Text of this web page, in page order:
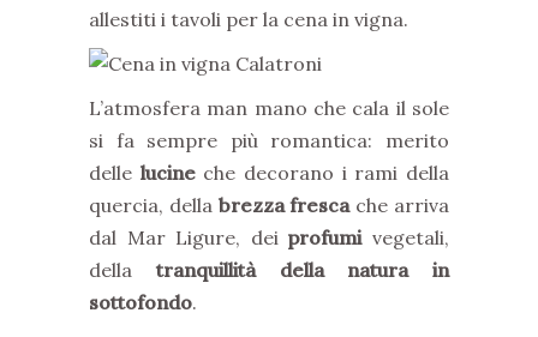
allestiti i tavoli per la cena in vigna.
L’atmosfera man mano che cala il sole
si fa sempre più romantica: merito
delle lucineche decorano i rami della
quercia, della brezza frescache arriva
dal Mar Ligure, deiprofumivegetali,
della tranquillità della natura in
sottofondo.